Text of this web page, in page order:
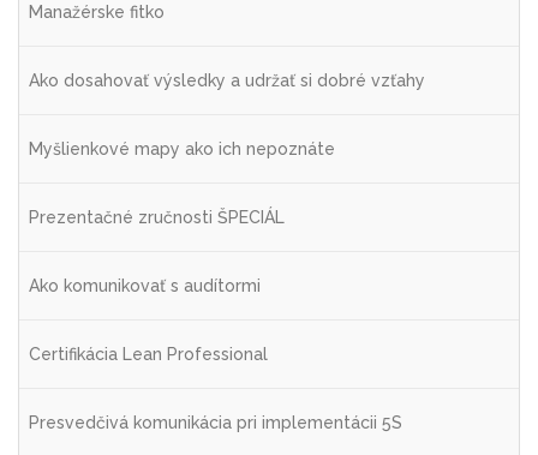
Manažérske fitko
Ako dosahovať výsledky a udržať si dobré vzťahy
Myšlienkové mapy ako ich nepoznáte
Prezentačné zručnosti ŠPECIÁL
Ako komunikovať s audítormi
Certifikácia Lean Professional
Presvedčivá komunikácia pri implementácii 5S